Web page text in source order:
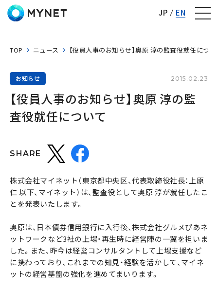
JP EN
TOP ニュース 【役員人事のお知らせ】奥原 淳の監査役就任につい
お知らせ 2015.02.23
【役員人事のお知らせ】奥原 淳の監
査役就任について
SHARE
株式会社マイネット（東京都中央区、代表取締役社長：上原
仁 以下、マイネット）は、監査役として奥原 淳が就任したこ
とを発表いたします。
奥原は、日本債券信用銀行に入行後、株式会社グルメぴあネ
ットワークなど3社の上場・再生時に経営陣の一翼を担いま
した。また、昨今は経営コンサルタントして上場支援など
に携わっており、これまでの知見・経験を活かして、マイネ
ットの経営基盤の強化を進めてまいります。